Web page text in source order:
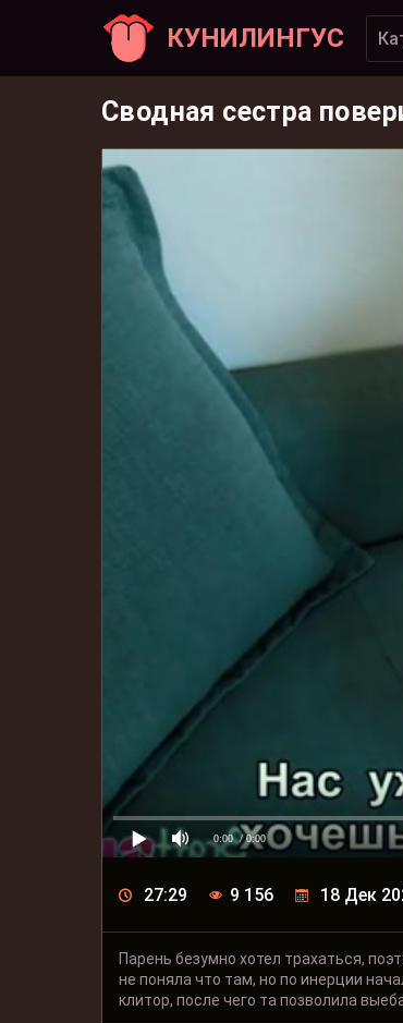
КУНИЛИНГУС
Сводная сестра
0:00 / 0:00
27:29 9 156 18 Дек
Парень безумно хотел трахаться,
не поняла что там, но по инерции
клитор, после чего та позволила